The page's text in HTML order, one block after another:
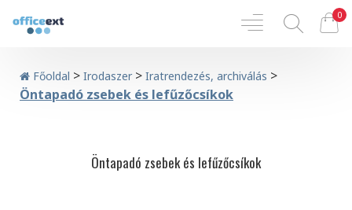
0
Főoldal > Irodaszer> Iratrendezés, archiválás >
Öntapadó zsebek és lefűzőcsíkok
Öntapadó zsebek és lefűzőcsíkok